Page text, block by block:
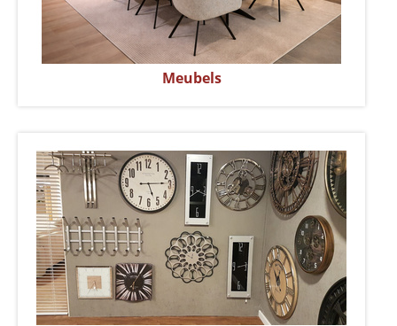
Meubels